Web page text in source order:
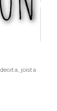
joista